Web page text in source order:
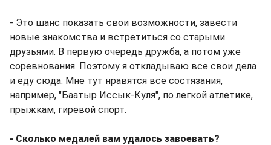
- Это шанс показать свои возможности, завести
новые знакомства и встретиться со старыми
друзьями. В первую очередь дружба, а потом уже
соревнования. Поэтому я откладываю все свои дела
и еду сюда. Мне тут нравятся все состязания,
например, "Баатыр Иссык-Куля", по легкой атлетике,
прыжкам, гиревой спорт.
- Сколько медалей вам удалось завоевать?